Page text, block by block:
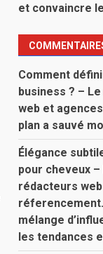
et convaincre
Comment
business ? –
web et
plan a sauvé
Élégance
pour cheveux
rédacteurs
réferencement.
mélange
les tendances